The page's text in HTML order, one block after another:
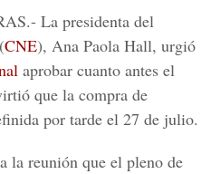
La presidenta del
CNE), Ana Paola Hall, urgió
aprobar cuanto antes el
que la compra de
por tarde el 27 de julio.
la reunión que el pleno de